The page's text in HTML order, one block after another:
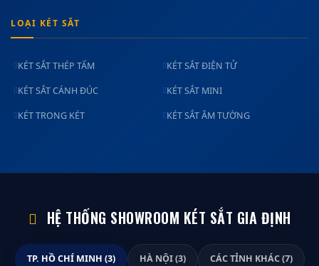
LOẠI KÉT SẮT
KÉT SẮT THÉP TẤM KÉT SẮT ĐIỆN TỬ
KÉT SẮT CÁNH ĐÚC KÉT SẮT MINI
KÉT TRONG KÉT KÉT SẮT ÂM TƯỜNG
HỆ THỐNG SHOWROOM KÉT SẮT GIA ĐỊNH
TP. HỒ CHÍ MINH (3) HÀ NỘI (3) CÁC TỈNH KHÁC (7)